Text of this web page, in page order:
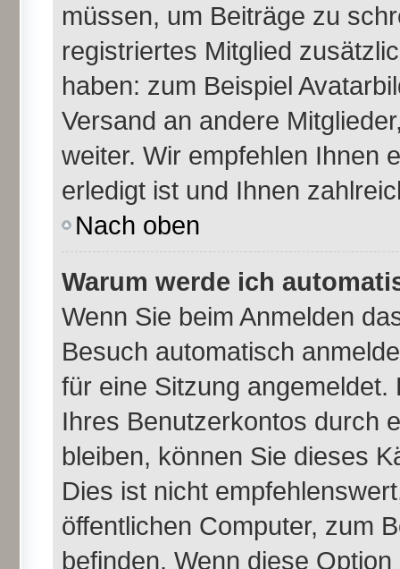
müssen, um Beiträge zu
registriertes Mitglied
haben: zum Beispiel
Versand an andere
weiter. Wir empfehlen Ihnen
erledigt ist und Ihnen
Nach oben
Warum werde ich
Wenn Sie beim Anmelden
Besuch automatisch
für eine Sitzung
Ihres Benutzerkontos durch
bleiben, können Sie dieses
Dies ist nicht
öffentlichen Computer, zum
befinden. Wenn diese